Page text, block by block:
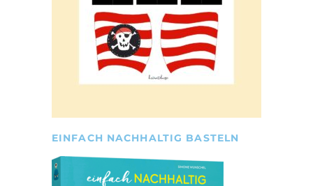
EINFACH NACHHALTIG BASTELN